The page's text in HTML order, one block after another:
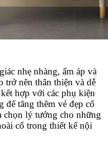
nhẹ nhàng, ấm áp và
trở nên thân thiện và dễ
hợp với các phụ kiện
để tăng thêm vẻ đẹp cổ
chọn lý tưởng cho những
cổ trong thiết kế nội